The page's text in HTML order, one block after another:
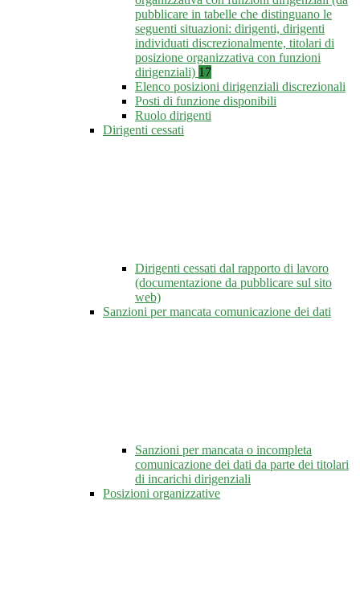
pubblicare in tabelle che distinguano le
seguenti situazioni: dirigenti, dirigenti
individuati discrezionalmente, titolari di
posizione organizzativa con funzioni
dirigenziali) 17
Elenco posizioni dirigenziali discrezionali
Posti di funzione disponibili
Ruolo dirigenti
Dirigenti cessati
Dirigenti cessati dal rapporto di lavoro
(documentazione da pubblicare sul sito
web)
Sanzioni per mancata comunicazione dei dati
Sanzioni per mancata o incompleta
comunicazione dei dati da parte dei titolari
di incarichi dirigenziali
Posizioni organizzative